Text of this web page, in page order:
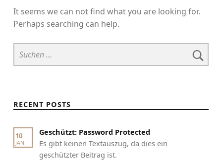
It seems we can not find what you are looking for.
Perhaps searching can help.
Suchen nach:
RECENT POSTS
10
JAN.
Geschützt: Password Protected
Es gibt keinen Textauszug, da dies ein
geschützter Beitrag ist.